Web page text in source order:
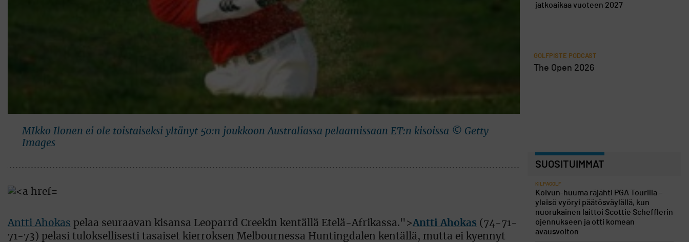
MIkko Ilonen ei ole toistaiseksi yltänyt 50:n joukkoon Australiassa pelaamissaan ET:n kisoissa © Getty
Images
Antti Ahokas pelaa seuraavan kisansa Leoparrd Creekin kentällä Etelä-Afrikassa.">Antti Ahokas (74-71-
71-73) pelasi tuloksellisesti tasaiset kierroksen Melbournessa Huntingdalen kentällä, mutta ei kyennyt
jatkoaikaa vuoteen 2027
GOLFPISTE PODCAST
The Open 2026
SUOSITUIMMAT
KILPAGOLF
Koivun-huuma räjähti PGA Tourilla –
yleisö vyöryi päätösväylällä, kun
nuorukainen laittoi Scottie Schefflerin
ojennukseen ja otti komean
avausvoiton